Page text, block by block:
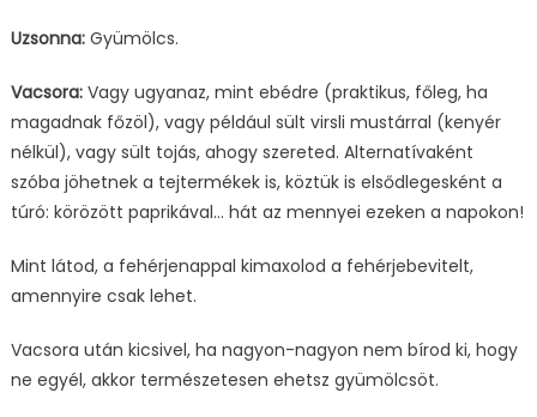
Uzsonna:Gyümölcs.
Vacsora: Vagy ugyanaz, mint ebédre (praktikus, főleg, ha
magadnak főzöl), vagy például sült virsli mustárral (kenyér
nélkül), vagy sült tojás, ahogy szereted. Alternatívaként
szóba jöhetnek a tejtermékek is, köztük is elsődlegesként a
túró: körözött paprikával… hát az mennyei ezeken a napokon!
Mint látod, a fehérjenappal kimaxolod a fehérjebevitelt,
amennyire csak lehet.
Vacsora után kicsivel, ha nagyon-nagyon nem bírod ki, hogy
ne egyél, akkor természetesen ehetsz gyümölcsöt.